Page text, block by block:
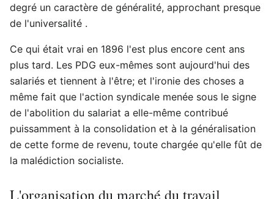
degré un caractère de généralité, approchant presque
de l'universalité .
Ce qui était vrai en 1896 l'est plus encore cent ans
plus tard. Les PDG eux-mêmes sont aujourd'hui des
salariés et tiennent à l'être; et l'ironie des choses a
même fait que l'action syndicale menée sous le signe
de l'abolition du salariat a elle-même contribué
puissamment à la consolidation et à la généralisation
de cette forme de revenu, toute chargée qu'elle fût de
la malédiction socialiste.
L'organisation du marché du travail